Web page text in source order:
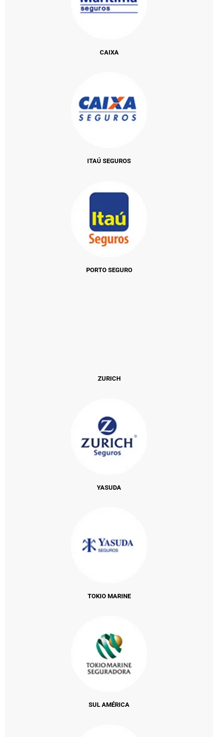
CAIXA
ITAÚ SEGUROS
PORTO SEGURO
ZURICH
YASUDA
TOKIO MARINE
SUL AMÉRICA